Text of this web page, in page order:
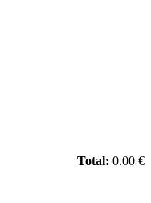
Total: 0.00 €